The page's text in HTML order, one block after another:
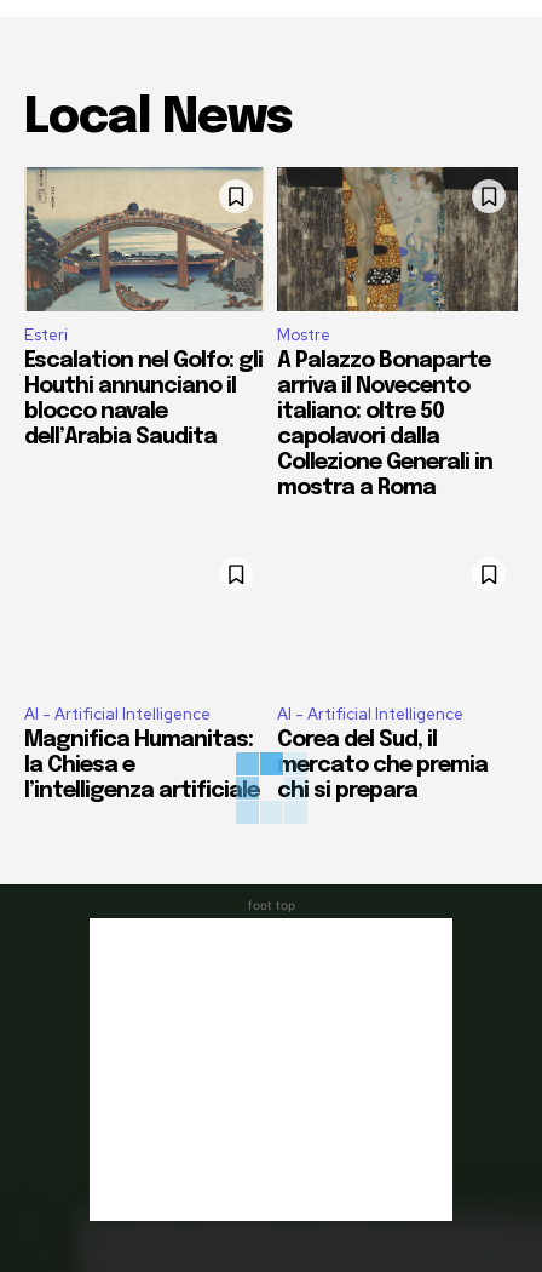
Local News
Esteri
Escalation nel Golfo: gli
Houthi annunciano il
blocco navale
dell’Arabia Saudita
Mostre
A Palazzo Bonaparte
arriva il Novecento
italiano: oltre 50
capolavori dalla
Collezione Generali in
mostra a Roma
AI - Artificial Intelligence
Magnifica Humanitas:
la Chiesa e
l’intelligenza artificiale
AI - Artificial Intelligence
Corea del Sud, il
mercato che premia
chi si prepara
foot top